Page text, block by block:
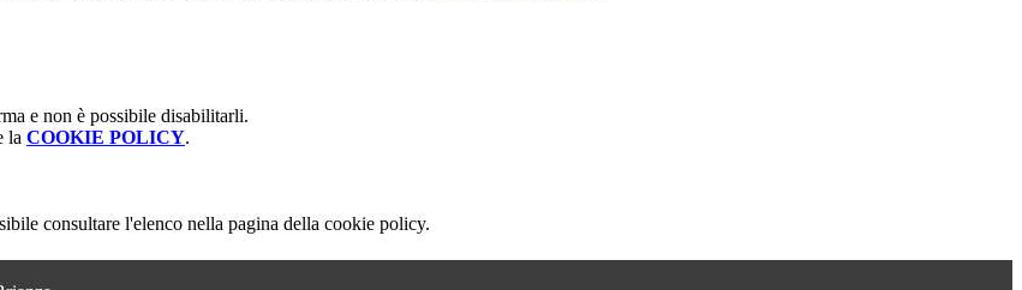
e non è possibile disabilitarli.
la COOKIE POLICY.
consultare l'elenco nella pagina della cookie policy.